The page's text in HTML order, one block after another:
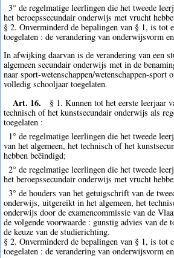
3° de regelmatige leerlingen die het tweede
het beroepssecundair onderwijs met vrucht
§ 2. Onverminderd de bepalingen van § 1, is tot
toegelaten : de verandering van onderwijsvorm
In afwijking daarvan is de verandering van een
algemeen secundair onderwijs met in de
naar sport-wetenschappen/wetenschappen-sport
volledig schooljaar toegelaten.
Art. 16.
§ 1. Kunnen tot het eerste leerjaar
technisch of het kunstsecundair onderwijs als
toegelaten :
1° de regelmatige leerlingen die het tweede
van het algemeen, het technisch of het
hebben beëindigd;
2° de regelmatige leerlingen die het tweede
het beroepssecundair onderwijs met vrucht
3° de houders van het getuigschrift van de
onderwijs, uitgereikt in het algemeen, het
onderwijs door de examencommissie van de
de volgende voorwaarde : gunstig advies van de
de keuze van de studierichting.
§ 2. Onverminderd de bepalingen van § 1, is tot
toegelaten : de verandering van onderwijsvorm